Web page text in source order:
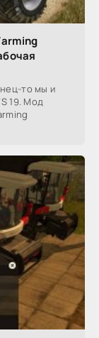
то мы и
19. Мод